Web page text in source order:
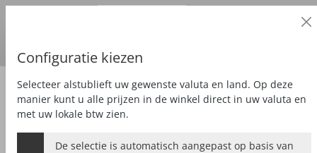
Zubehör Gereedschappen
Configuratie kiezen
Selecteer alstublieft uw gewenste valuta en land. Op deze
manier kunt u alle prijzen in de winkel direct in uw valuta en
met uw lokale btw zien.
De selectie is automatisch aangepast op basis van